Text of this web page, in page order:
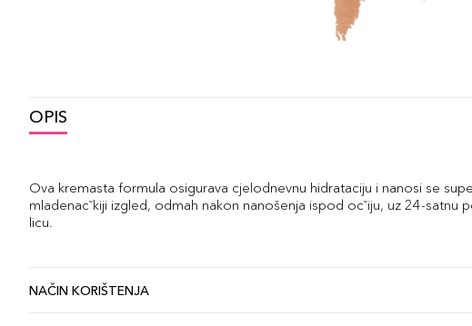
OPIS
Ova kremasta formula osigurava cjelodnevnu hidrataciju i nanosi se
mladenacˇkiji izgled, odmah nakon nanošenja ispod ocˇiju, uz 24-satnu
licu.
NAČIN KORIŠTENJA